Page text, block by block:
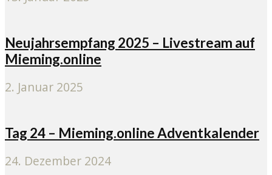
Neujahrsempfang 2025 – Livestream auf
Mieming.online
2. Januar 2025
Tag 24 – Mieming.online Adventkalender
24. Dezember 2024